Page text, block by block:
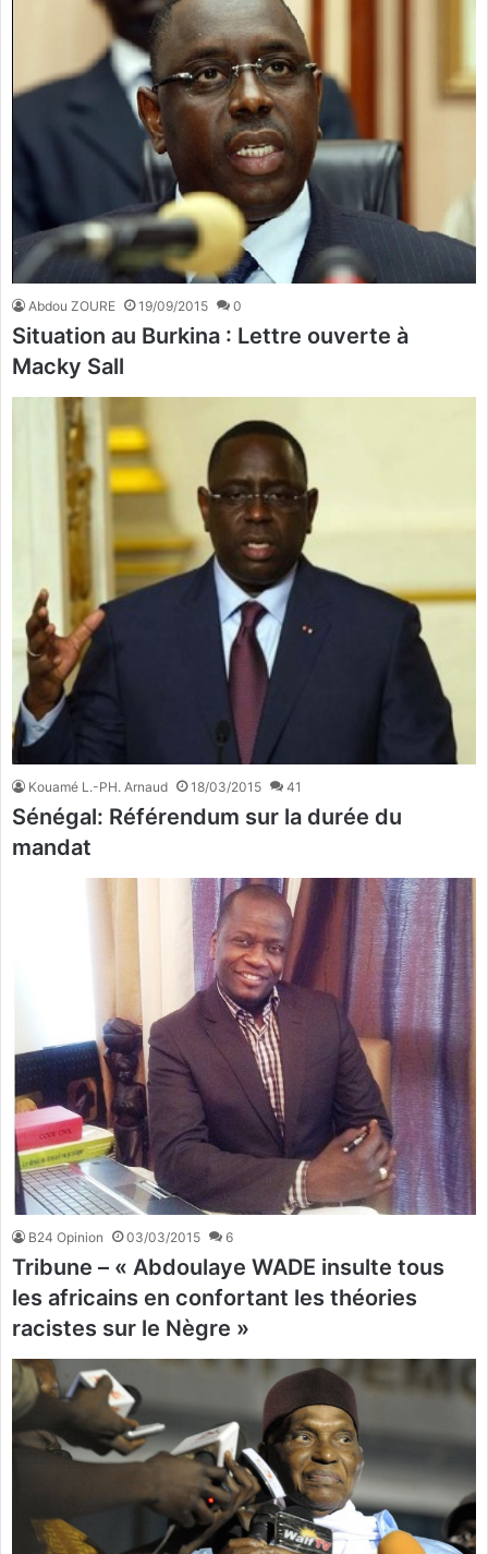
Abdou ZOURE 19/09/2015 0
Situation au Burkina : Lettre ouverte à
Macky Sall
Kouamé L.-PH. Arnaud 18/03/2015 41
Sénégal: Référendum sur la durée du
mandat
B24 Opinion 03/03/2015 6
Tribune – « Abdoulaye WADE insulte tous
les africains en confortant les théories
racistes sur le Nègre »